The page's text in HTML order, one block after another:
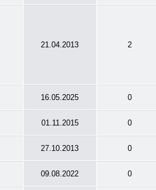
21.04.2013 2
16.05.2025 0
01.11.2015 0
27.10.2013 0
09.08.2022 0